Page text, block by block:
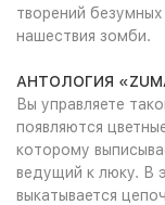
творений
нашествия зомби.
АНТОЛОГИЯ
Вы управляете
появляются
которому
ведущий к люку. В
выкатывается